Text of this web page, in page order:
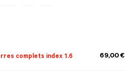
complets index 1.6 69,00 €